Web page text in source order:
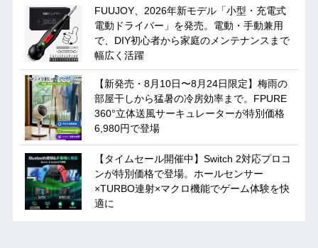
FUUJOY、2026年新モデル「小型・充電式
電動ドライバー」を発売。電動・手動兼用
で、DIY初心者から家庭のメンテナンスまで
幅広く活躍
【新発売・8月10日〜8月24日限定】梅雨の
部屋干しから猛暑の冷房効率まで。FPURE
360°立体送風サーキュレーターが特別価格
6,980円で登場
【タイムセール開催中】Switch 2対応プロコ
ンが特別価格で登場。ホールセンサー
×TURBO連射×マクロ機能でゲーム体験を快
適に